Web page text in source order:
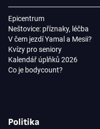
Epicentrum
Neštovice: příznaky, léčba
V čem jezdí Yamal a Mesii?
Kvízy pro seniory
Kalendář úplňků 2026
Co je bodycount?
Politika